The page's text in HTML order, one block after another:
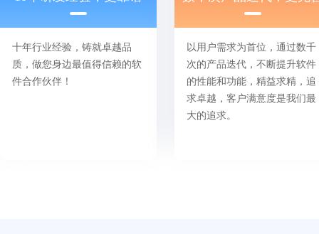
十年行业经验，铸就卓越品
质，做您身边最值得信赖的软
件合作伙伴！
以用户需求为首位，通过数千
次的产品迭代，不断提升软件
的性能和功能，精益求精，追
求卓越，客户满意度是我们最
大的追求。